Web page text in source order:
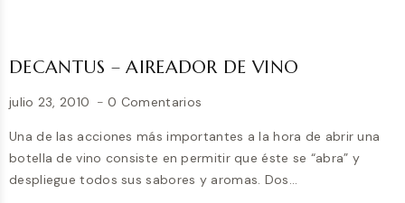
DECANTUS – AIREADOR DE VINO
julio 23, 2010 0 Comentarios
Una de las acciones más importantes a la hora de abrir una
botella de vino consiste en permitir que éste se “abra” y
despliegue todos sus sabores y aromas. Dos…